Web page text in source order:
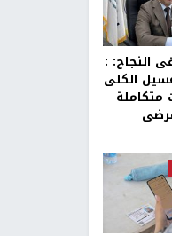
النجاح: :
الكلى
متكاملة